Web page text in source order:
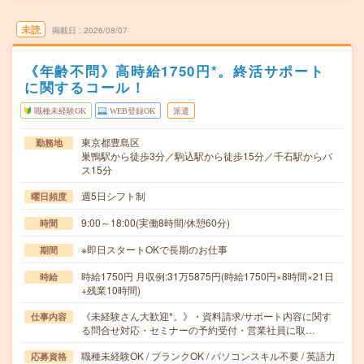
未読 掲載日 2026/08/07
《年齢不問》高時給1750円*。終活サポート
に関するコール！
職種未経験OK WEB登録OK 派遣
勤務地
東京都豊島区
巣鴨駅から徒歩3分／駒込駅から徒歩15分／千石駅からバ
ス15分
曜日頻度 週5日シフト制
時間 9:00～18:00(実働8時間/休憩60分)
期間 ※即日スタートOKで長期のお仕事
時給
時給1750円 月収例:31万5875円(時給1750円×8時間×21日
+残業10時間)
仕事内容
《未経験さん大歓迎*。》・資料請求/サポート内容に関す
る問合せ対応・セミナーの予約受付・営業社員に取…
応募資格
職種未経験OK / ブランクOK / パソコンスキル不要 / 英語力